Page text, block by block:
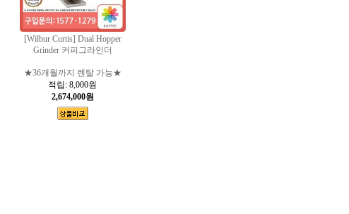
[Wilbur Curtis] Dual Hopper
Grinder 커피그라인더
★36개월까지 렌탈 가능★
적립: 8,000원
2,674,000원